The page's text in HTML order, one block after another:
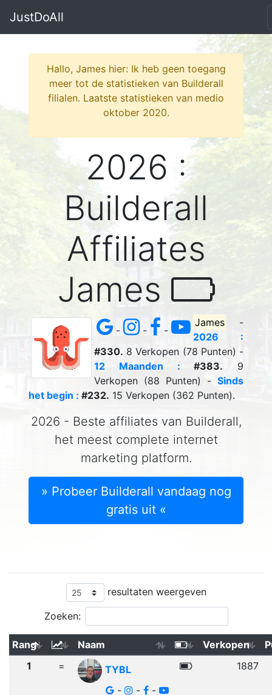
JustDoAll
Hallo, James hier: Ik heb geen toegang
meer tot de statistieken van Builderall
filialen. Laatste statistieken van medio
oktober 2020.
2026 :
Builderall
Affiliates
James
- - -
James
-
2026 :
#330. 8 Verkopen (78 Punten) -
12 Maanden : #383. 9
Verkopen (88 Punten) - Sinds
het begin : #232. 15 Verkopen (362 Punten).
2026 - Beste affiliates van Builderall,
het meest complete internet
marketing platform.
» Probeer Builderall vandaag nog
gratis uit «
resultaten weergeven
Zoeken:
Rang Naam Verkopen
1
=
TYBL
-
- -
1887